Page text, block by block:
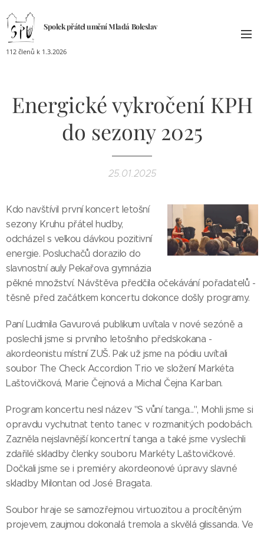
Spolek přátel uměníMladá Boleslav
112 členů k 1.3.2026
Energické vykročení KPH
do sezony 2025
25.01.2025
Kdo navštívil první koncert letošní
sezony Kruhu přátel hudby,
odcházel s velkou dávkou pozitivní
energie. Posluchačů dorazilo do
slavnostní auly Pekařova gymnázia
pěkné množství. Návštěva předčila očekávání pořadatelů -
těsně před začátkem koncertu dokonce došly programy.
Paní Ludmila Gavurová publikum uvítala v nové sezóně a
poslechli jsme si prvního letošního předskokana -
akordeonistu místní ZUŠ. Pak už jsme na pódiu uvítali
soubor The Check Accordion Trio ve složení Markéta
Laštovičková, Marie Čejnová a Michal Čejna Karban.
Program koncertu nesl název "S vůní tanga...", Mohli jsme si
opravdu vychutnat tento tanec v rozmanitých podobách.
Zazněla nejslavnější koncertní tanga a také jsme vyslechli
zdařilé skladby členky souboru Markéty Laštovičkové.
Dočkali jsme se i premiéry akordeonové úpravy slavné
skladby Milontan od José Bragata.
Soubor hraje se samozřejmou virtuozitou a procítěným
projevem, zaujmou dokonalá tremola a skvělá glissanda. Ve